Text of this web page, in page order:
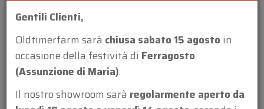
Novità
Ferrari 550 Maranello '97
Gentili Clienti,
Oldtimerfarm sarà chiusa sabato 15 agosto in
occasione della festività di Ferragosto
(Assunzione di Maria).
Il nostro showroom sarà regolarmente aperto da